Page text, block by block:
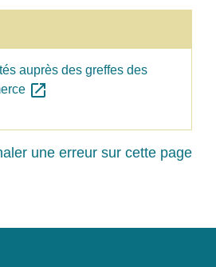
auprès des greffes des
open_in_new
une erreur sur cette page